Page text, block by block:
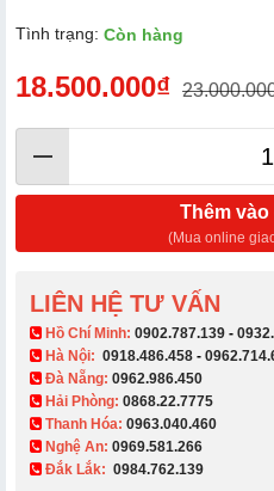
Tình trạng: Còn hàng
18.500.000₫
Thêm
(Mua online
LIÊN HỆ TƯ VẤN
​ Hồ Chí Minh: 0902.787.139 -
Hà Nội: 0918.486.458 -
Đà Nẵng: 0962.986.450
Hải Phòng: 0868.22.7775
Thanh Hóa: 0963.040.460
Nghệ An: 0969.581.266
Đắk Lắk: 0984.762.139